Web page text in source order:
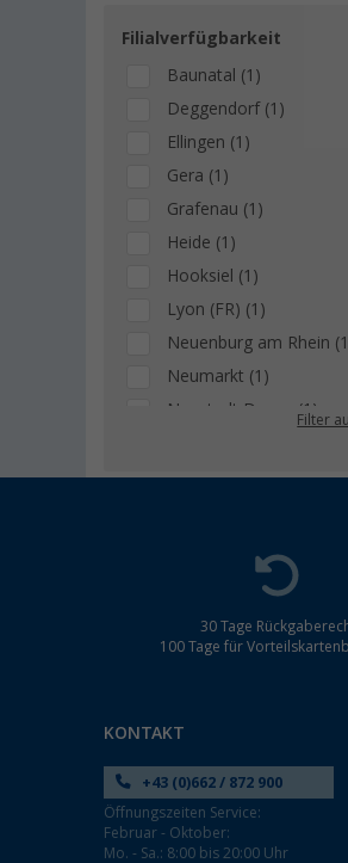
Filialverfügbarkeit
Baunatal (1)
Deggendorf (1)
Ellingen (1)
Gera (1)
Grafenau (1)
Heide (1)
Hooksiel (1)
Lyon (FR) (1)
Neuenburg am Rhein
Neumarkt (1)
Neustadt Dosse (1)
Nieuwegein (NL) (1)
Filter
30 Tage
100 Tage für
KONTAKT
+43 (0)662 / 872 900
Öffnungszeiten Service:
Februar - Oktober:
Mo. - Sa.: 8:00 bis 20:00 Uhr